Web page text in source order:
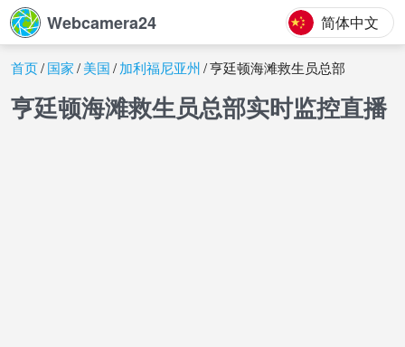
Webcamera24 简体中文
首页 国家 美国 加利福尼亚州 亨廷顿海滩救生员总部
亨廷顿海滩救生员总部实时监控直播